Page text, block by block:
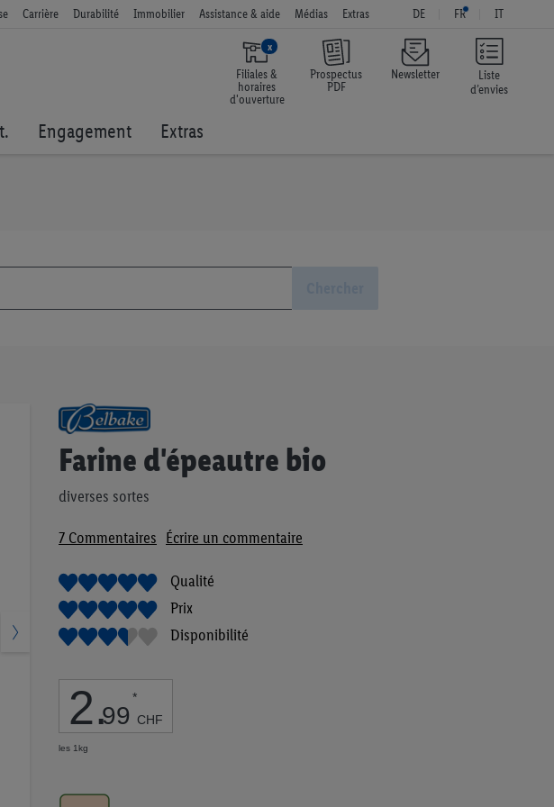
Liste
d’envies
Carrière Durabilité Immobilier Assistance & aide Médias Extras DE FR IT
x
Filiales &
horaires
d'ouverture
Prospectus
PDF
Newsletter
Engagement Extras
Farine d'épeautre bio
diverses sortes
7 Commentaires Écrire un commentaire
Qualité
Prix
Disponibilité
2.99
*
CHF
les 1kg
Passer
début
Galerie